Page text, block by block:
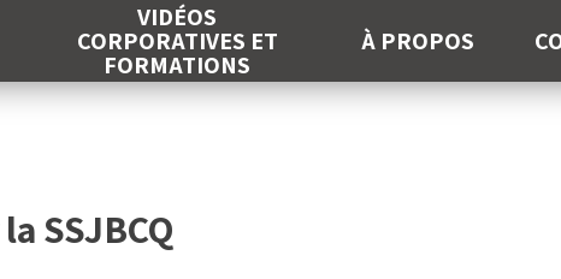
VIDÉOS
CORPORATIVES ET
FORMATIONS
À PROPOS
SSJBCQ